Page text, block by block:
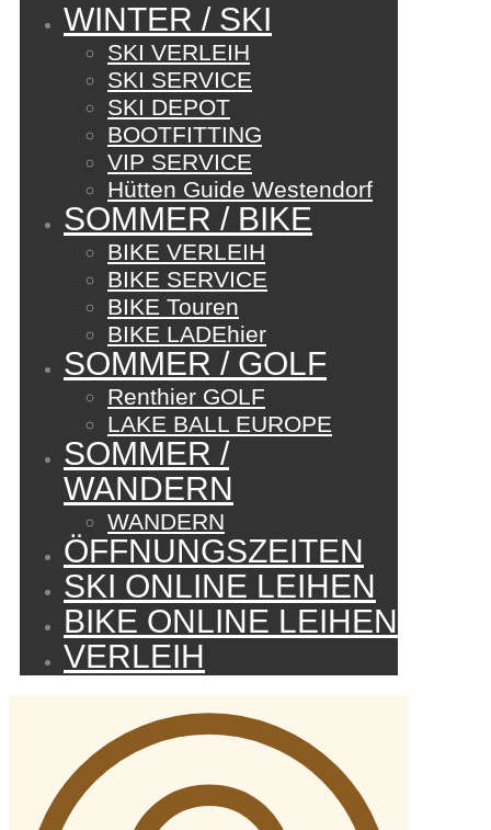
WINTER / SKI
SKI VERLEIH
SKI SERVICE
SKI DEPOT
BOOTFITTING
VIP SERVICE
Hütten Guide Westendorf
SOMMER / BIKE
BIKE VERLEIH
BIKE SERVICE
BIKE Touren
BIKE LADEhier
SOMMER / GOLF
Renthier GOLF
LAKE BALL EUROPE
SOMMER /
WANDERN
WANDERN
ÖFFNUNGSZEITEN
SKI ONLINE LEIHEN
BIKE ONLINE LEIHEN
VERLEIH